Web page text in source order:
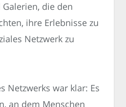
die den
ihre Erlebnisse zu
Netzwerk zu
Netzwerks war klar: Es
an dem Menschen